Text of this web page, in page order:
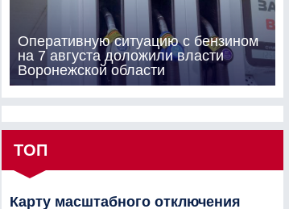
Оперативную ситуацию с бензином
на 7 августа доложили власти
Воронежской области
ТОП
Карту масштабного отключения